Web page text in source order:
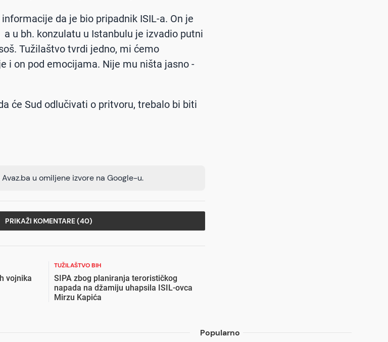
da je bio pripadnik ISIL-a. On je
u bh. konzulatu u Istanbulu je izvadio putni
Tužilaštvo tvrdi jedno, mi ćemo
i on pod emocijama. Nije mu ništa jasno -
će Sud odlučivati o pritvoru, trebalo bi biti
u omiljene izvore na Google-u.
PRIKAŽI KOMENTARE (40)
vojnika
TUŽILAŠTVO BIH
SIPA zbog planiranja terorističkog
napada na džamiju uhapsila ISIL-ovca
Mirzu Kapića
Popularno